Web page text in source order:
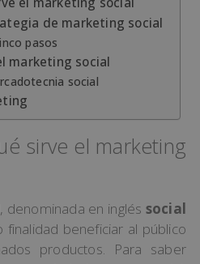
de marketing social
pasos
marketing social
social
sirve el marketing
denominada en inglés social
finalidad beneficiar al público
productos. Para saber